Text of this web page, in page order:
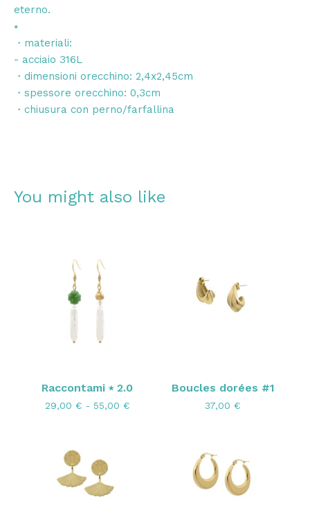
eterno.
⭑
・materiali:
- acciaio 316L
・dimensioni orecchino: 2,4x2,45cm
・spessore orecchino: 0,3cm
・chiusura con perno/farfallina
You might also like
Raccontami ⭑ 2.0
29,00 € - 55,00 €
Boucles dorées #1
37,00 €